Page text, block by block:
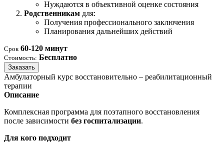
Нуждаются в объективной оценке состояния
Родственникам для:
Получения профессионального заключения
Планирования дальнейших действий
Срок 60-120 минут
Стоимость: Бесплатно
Заказать
Амбулаторный курс восстановительно – реабилитационный
терапии
Описание
Комплексная программа для поэтапного восстановления
после зависимости без госпитализации.
Для кого подходит